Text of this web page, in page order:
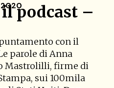
2020podcast –
con il
parole di Anna
Mastrolilli, firme di
sui 100mila